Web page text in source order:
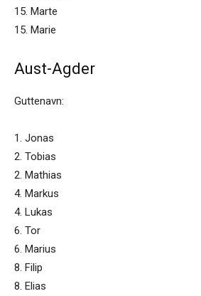
15. Marte
15. Marie
Aust-Agder
Guttenavn:
1. Jonas
2. Tobias
2. Mathias
4. Markus
4. Lukas
6. Tor
6. Marius
8. Filip
8. Elias